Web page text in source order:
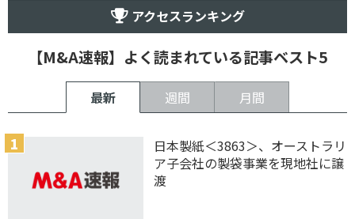
アクセスランキング
【M&A速報】よく読まれている記事ベスト5
最新 週間 月間
日本製紙＜3863＞、オーストラリ
ア子会社の製袋事業を現地社に譲
渡